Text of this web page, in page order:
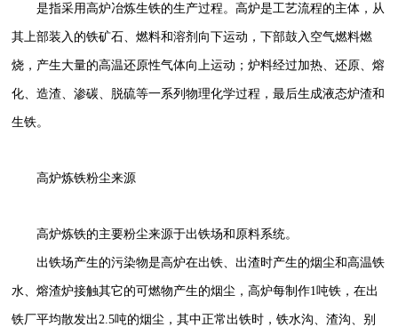
是指采用高炉冶炼生铁的生产过程。高炉是工艺流程的主体，从
其上部装入的铁矿石、燃料和溶剂向下运动，下部鼓入空气燃料燃
烧，产生大量的高温还原性气体向上运动；炉料经过加热、还原、熔
化、造渣、渗碳、脱硫等一系列物理化学过程，最后生成液态炉渣和
生铁。
高炉炼铁粉尘来源
高炉炼铁的主要粉尘来源于出铁场和原料系统。
出铁场产生的污染物是高炉在出铁、出渣时产生的烟尘和高温铁
水、熔渣炉接触其它的可燃物产生的烟尘，高炉每制作1吨铁，在出
铁厂平均散发出2.5吨的烟尘，其中正常出铁时，铁水沟、渣沟、别